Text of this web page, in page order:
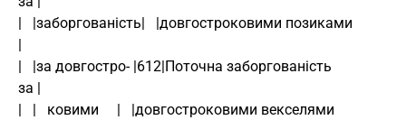
|   |заборгованість|   |довгостроковими позиками
|
|   |за довгостро- |612|Поточна заборгованість
за |
|   |   ковими     |   |довгостроковими векселями